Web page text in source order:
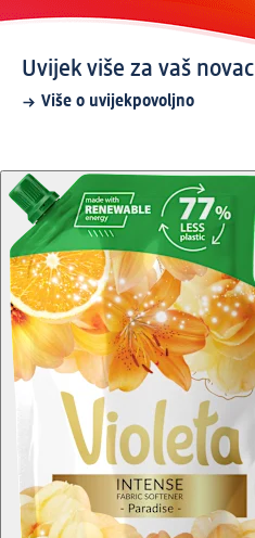
Uvijek više za vaš novac
Više o uvijekpovoljno